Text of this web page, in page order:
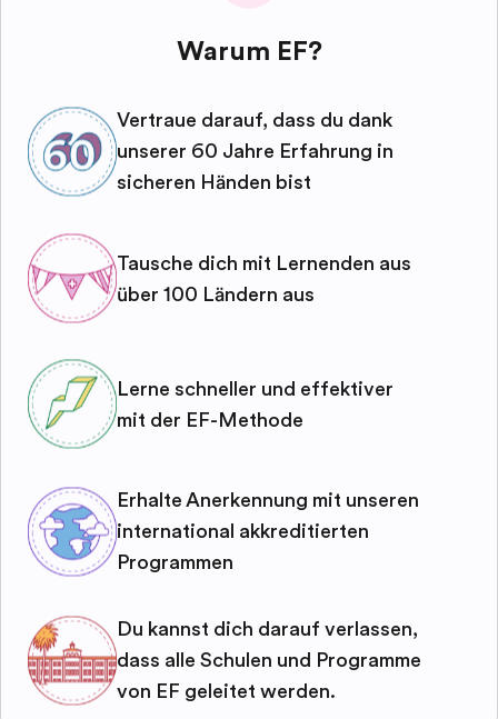
Warum EF?
Vertraue darauf, dass du dank
unserer 60 Jahre Erfahrung in
sicheren Händen bist
Tausche dich mit Lernenden aus
über 100 Ländern aus
Lerne schneller und effektiver
mit der EF-Methode
Erhalte Anerkennung mit unseren
international akkreditierten
Programmen
Du kannst dich darauf verlassen,
dass alle Schulen und Programme
von EF geleitet werden.